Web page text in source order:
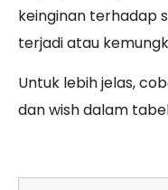
keinginan terhadap
terjadi atau
Untuk lebih jelas,
dan wish dalam